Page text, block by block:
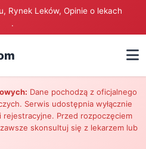
Rynek Leków, Opinie o lekach
.
Dane pochodzą z oficjalnego
Serwis udostępnia wyłącznie
rejestracyjne. Przed rozpoczęciem
skonsultuj się z lekarzem lub